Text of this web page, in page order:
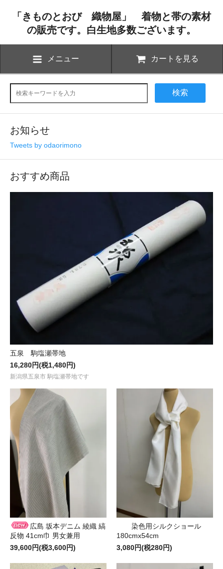
「きものとおび 織物屋」 着物と帯の素材
の販売です。白生地多数ございます。
メニュー カートを見る
検索
お知らせ
Tweets by odaorimono
おすすめ商品
五泉 駒塩瀬帯地
16,280円(税1,480円)
新潟県五泉市 駒塩瀬帯地です
広島 坂本デニム 綾織 縞
反物 41cm巾 男女兼用
39,600円(税3,600円)
染色用シルクショール
180cmx54cm
3,080円(税280円)